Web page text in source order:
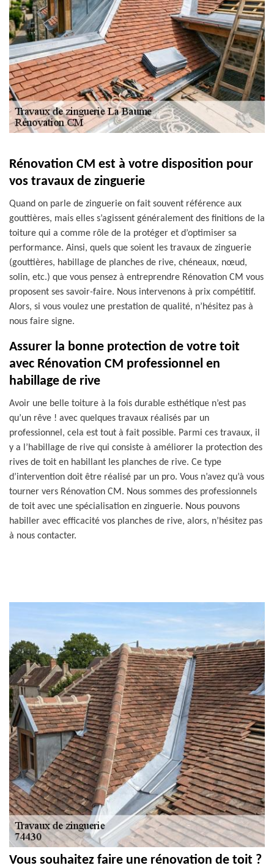
Rénovation CM est à votre disposition pour
vos travaux de zinguerie
Quand on parle de zinguerie on fait souvent référence aux
gouttières, mais elles s’agissent généralement des finitions de la
toiture qui a comme rôle de la protéger et d’optimiser sa
performance. Ainsi, quels que soient les travaux de zinguerie
(gouttières, habillage de planches de rive, chéneaux, nœud,
solin, etc.) que vous pensez à entreprendre Rénovation CM vous
proposent ses savoir-faire. Nous intervenons à prix compétitif.
Alors, si vous voulez une prestation de qualité, n’hésitez pas à
nous faire signe.
Assurer la bonne protection de votre toit
avec Rénovation CM professionnel en
habillage de rive
Avoir une belle toiture à la fois durable esthétique n’est pas
qu’un rêve ! avec quelques travaux réalisés par un
professionnel, cela est tout à fait possible. Parmi ces travaux, il
y a l’habillage de rive qui consiste à améliorer la protection des
rives de toit en habillant les planches de rive. Ce type
d’intervention doit être réalisé par un pro. Vous n’avez qu’à vous
tourner vers Rénovation CM. Nous sommes des professionnels
de toit avec une spécialisation en zinguerie. Nous pouvons
habiller avec efficacité vos planches de rive, alors, n’hésitez pas
à nous contacter.
Vous souhaitez faire une rénovation de toit ?